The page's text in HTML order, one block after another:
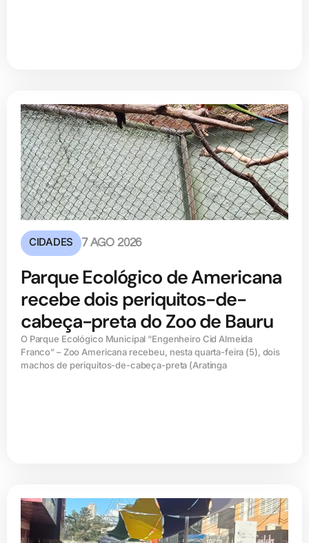
CIDADES 7 AGO 2026
Parque Ecológico de Americana
recebe dois periquitos-de-
cabeça-preta do Zoo de Bauru
O Parque Ecológico Municipal “Engenheiro Cid Almeida
Franco” – Zoo Americana recebeu, nesta quarta-feira (5), dois
machos de periquitos-de-cabeça-preta (Aratinga